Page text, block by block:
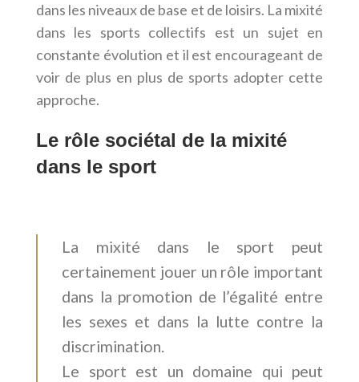
dans les niveaux de base et de loisirs. La mixité
dans les sports collectifs est un sujet en
constante évolution et il est encourageant de
voir de plus en plus de sports adopter cette
approche.
Le rôle sociétal de la mixité
dans le sport
La mixité dans le sport peut
certainement jouer un rôle important
dans la promotion de l’égalité entre
les sexes et dans la lutte contre la
discrimination.
Le sport est un domaine qui peut